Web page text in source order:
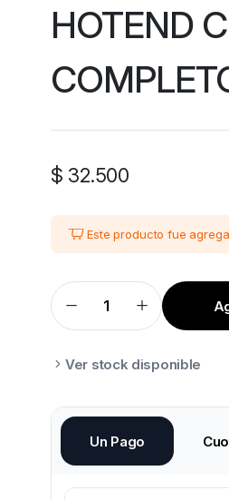
HOTEND
$ 32.500
Este producto fue
HOTEND
CREALITY
V3Ver stock disponible
Un Pago